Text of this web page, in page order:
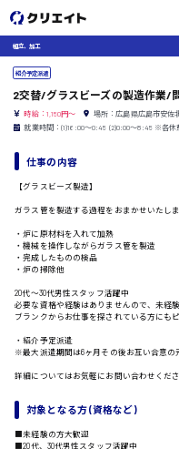
製造・軽作業・物流系
広島市中区
時給1200円～
組立、加工
紹介予定派遣
2交替/グラスビーズの製造作業/
時給：1,150円～
場所：広島県広島市安佐
就業時間：(1)16:00〜0:45 (2)0:00〜8:45 ※各
仕事の内容
【グラスビーズ製造】
ガラス管を製造する過程をおまかせいたしま
・炉に原材料を入れて加熱
・機械を操作しながらガラス管を製造
・完成したものの検品
・炉の掃除他
20代〜30代男性スタッフ活躍中
必要な資格や経験はありませんので、未経
ブランクからお仕事を探されている方にも
・紹介予定派遣
※最大派遣期間は6ヶ月その後お互い合意
詳細についてはお気軽にお問い合わせくださ
対象となる方 (資格など)
■未経験の方大歓迎
■20代、30代男性スタッフ活躍中